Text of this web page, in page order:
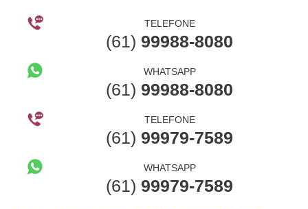
TELEFONE
(61) 99988-8080
WHATSAPP
(61) 99988-8080
TELEFONE
(61) 99979-7589
WHATSAPP
(61) 99979-7589